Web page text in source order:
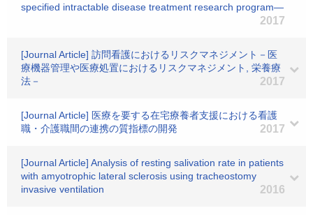
specified intractable disease treatment research program―
2017
[Journal Article] 訪問看護におけるリスクマネジメント－医
療機器管理や医療処置におけるリスクマネジメント, 栄養療
法－
2017
[Journal Article] 医療を要する在宅療養者支援における看護
職・介護職間の連携の質指標の開発
2017
[Journal Article] Analysis of resting salivation rate in patients
with amyotrophic lateral sclerosis using tracheostomy
invasive ventilation
2016